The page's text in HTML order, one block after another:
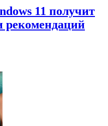
11 получит